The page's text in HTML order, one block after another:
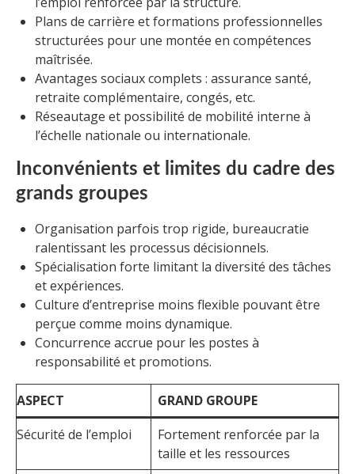
Plans de carrière et formations professionnelles
structurées pour une montée en compétences
maîtrisée.
Avantages sociaux complets : assurance santé,
retraite complémentaire, congés, etc.
Réseautage et possibilité de mobilité interne à
l’échelle nationale ou internationale.
Inconvénients et limites du cadre des
grands groupes
Organisation parfois trop rigide, bureaucratie
ralentissant les processus décisionnels.
Spécialisation forte limitant la diversité des tâches
et expériences.
Culture d’entreprise moins flexible pouvant être
perçue comme moins dynamique.
Concurrence accrue pour les postes à
responsabilité et promotions.
ASPECT
GRAND GROUPE
Sécurité de l’emploi
Fortement renforcée par la
taille et les ressources